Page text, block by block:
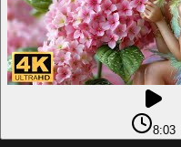
8:03